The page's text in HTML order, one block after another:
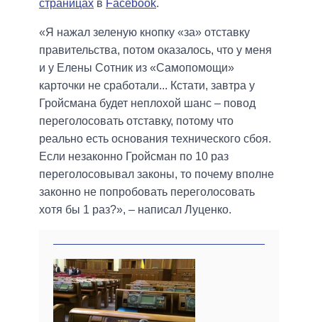
страницах в Facebook.
«Я нажал зеленую кнопку «за» отставку
правительства, потом оказалось, что у меня
и у Елены Сотник из «Самопомощи»
карточки не сработали... Кстати, завтра у
Гройсмана будет неплохой шанс – повод
переголосовать отставку, потому что
реально есть основания технического сбоя.
Если незаконно Гройсман по 10 раз
переголосовывал законы, то почему вполне
законно не попробовать переголосовать
хотя бы 1 раз?», – написал Луценко.